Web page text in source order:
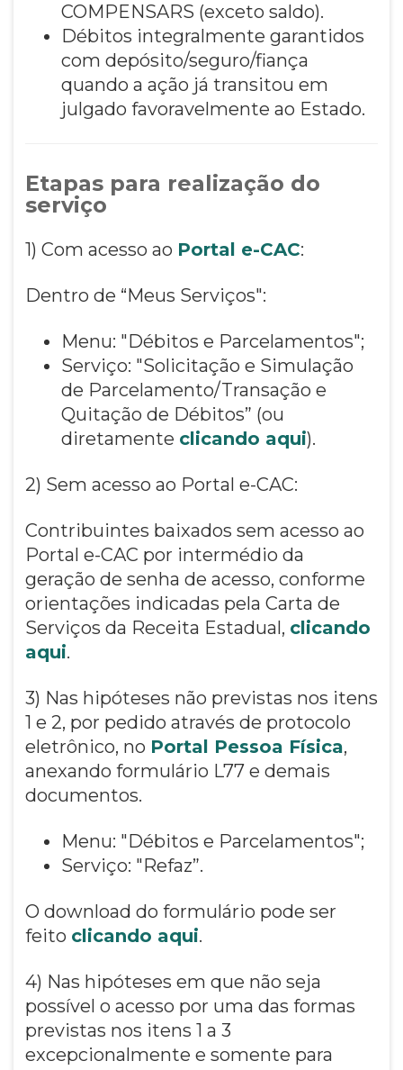
COMPENSARS (exceto saldo).
Débitos integralmente garantidos
com depósito/seguro/fiança
quando a ação já transitou em
julgado favoravelmente ao Estado.
Etapas para realização do
serviço
1) Com acesso ao Portal e-CAC:
Dentro de “Meus Serviços":
Menu: "Débitos e Parcelamentos";
Serviço: "Solicitação e Simulação
de Parcelamento/Transação e
Quitação de Débitos” (ou
diretamente clicando aqui).
2) Sem acesso ao Portal e-CAC:
Contribuintes baixados sem acesso ao
Portal e-CAC por intermédio da
geração de senha de acesso, conforme
orientações indicadas pela Carta de
Serviços da Receita Estadual, clicando
aqui.
3) Nas hipóteses não previstas nos itens
1 e 2, por pedido através de protocolo
eletrônico, no Portal Pessoa Física,
anexando formulário L77 e demais
documentos.
Menu: "Débitos e Parcelamentos";
Serviço: "Refaz”.
O download do formulário pode ser
feito clicando aqui.
4) Nas hipóteses em que não seja
possível o acesso por uma das formas
previstas nos itens 1 a 3
excepcionalmente e somente para